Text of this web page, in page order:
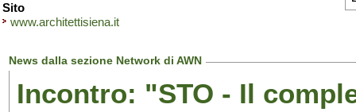
Sito
www.architettisiena.it
News dalla sezione Network di AWN
Incontro: "STO - Il